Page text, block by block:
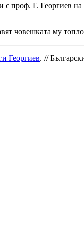
проф. Г. Георгиев
човешката му
Георгиев. //